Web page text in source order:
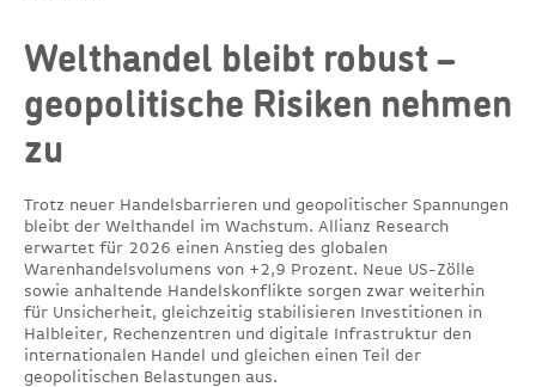
Welthandel bleibt robust –
geopolitische Risiken nehmen
zu
Trotz neuer Handelsbarrieren und geopolitischer Spannungen
bleibt der Welthandel im Wachstum. Allianz Research
erwartet für 2026 einen Anstieg des globalen
Warenhandelsvolumens von +2,9 Prozent. Neue US-Zölle
sowie anhaltende Handelskonflikte sorgen zwar weiterhin
für Unsicherheit, gleichzeitig stabilisieren Investitionen in
Halbleiter, Rechenzentren und digitale Infrastruktur den
internationalen Handel und gleichen einen Teil der
geopolitischen Belastungen aus.